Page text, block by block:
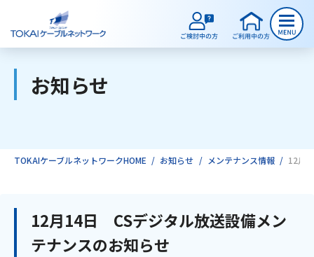
ご検討中のお客様
インターネット
お知らせ
TOKAIケーブルネットワークHOME お知らせ メンテナンス情報 12月
12月14日 CSデジタル放送設備メン
テナンスのお知らせ